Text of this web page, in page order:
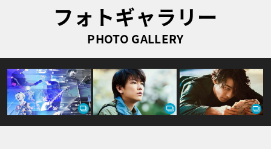
フォトギャラリー
PHOTO GALLERY